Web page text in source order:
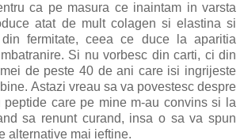
ca pe masura ce inaintam in varsta
atat de mult colagen si elastina si
fermitate, ceea ce duce la aparitia
Si nu vorbesc din carti, ci din
de peste 40 de ani care isi ingrijeste
Astazi vreau sa va povestesc despre
care pe mine m-au convins si la
sa renunt curand, insa o sa va spun
alternative mai ieftine.